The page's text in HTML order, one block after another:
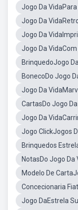
Jogo Da
Jogo Da
Jogo Da
Jogo Da
BrinquedoJogo
BonecoDo Jogo
Jogo Da
CartasDo Jogo
Jogo Da
Jogo ClickJogos
Brinquedos
NotasDo Jogo Da
Modelo De
Concecionaria
Jogo DaEstrela